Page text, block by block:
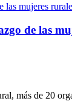
de las
más de 20